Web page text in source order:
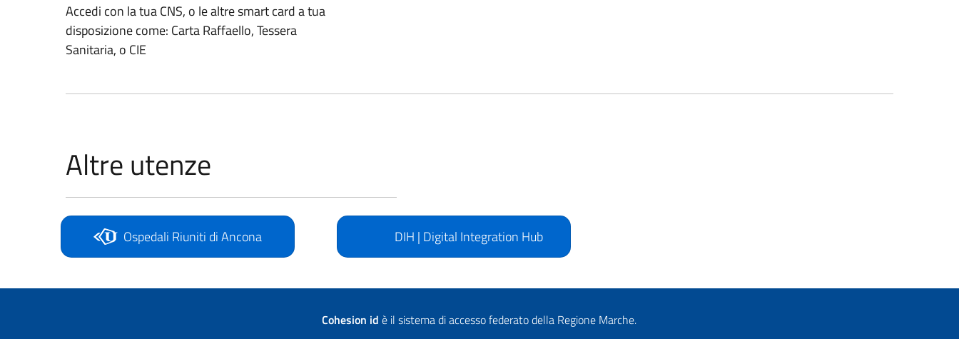
Accedi con la tua CNS, o le altre smart card a tua
disposizione come: Carta Raffaello, Tessera
Sanitaria, o CIE
Altre utenze
Ospedali Riuniti di Ancona DIH | Digital Integration Hub
Cohesion id è il sistema di accesso federato della Regione Marche.